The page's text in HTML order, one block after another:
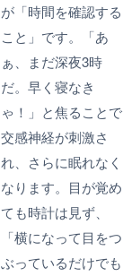
が「時間を確認する
こと」です。「あ
ぁ、まだ深夜3時
だ。早く寝なき
ゃ！」と焦ることで
交感神経が刺激さ
れ、さらに眠れなく
なります。目が覚め
ても時計は見ず、
「横になって目をつ
ぶっているだけでも